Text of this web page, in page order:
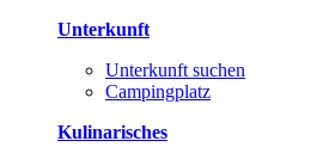
Unterkunft
Unterkunft suchen
Campingplatz
Kulinarisches